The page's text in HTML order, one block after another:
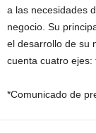
a las necesidades
negocio. Su
el desarrollo de su
cuenta cuatro ejes:
*Comunicado de